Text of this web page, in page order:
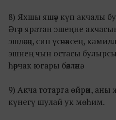
8) Яхшы яшәү күп акчалы
Әгәр яратан эшеңне
эшләсәң, син үсәчәксең,
эшнең чын остасы
һәрчак югары бәяләнә.
9) Акча тотарга өйрән,
күнегү шулай ук мөһим.